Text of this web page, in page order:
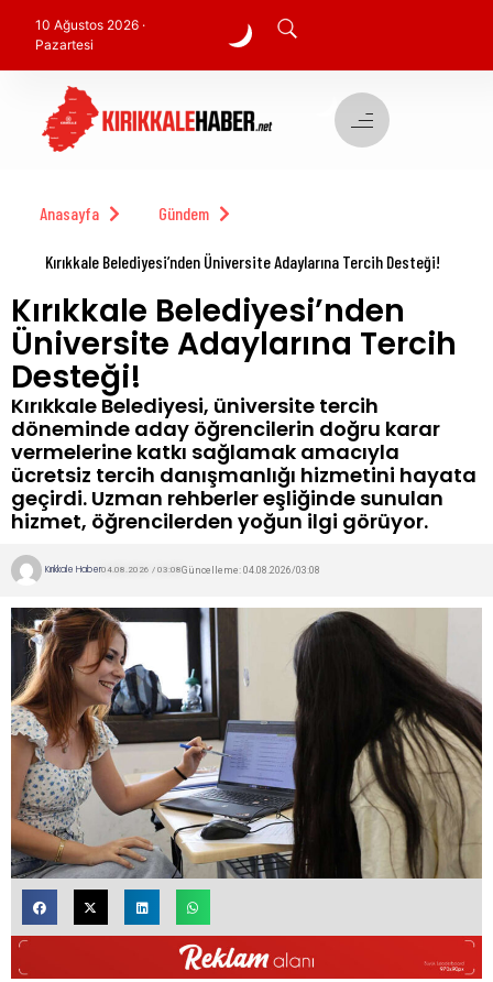
10 Ağustos 2026 ·
Pazartesi
Anasayfa Gündem
Kırıkkale Belediyesi’nden Üniversite Adaylarına Tercih Desteği!
Kırıkkale Belediyesi’nden
Üniversite Adaylarına Tercih
Desteği!
Kırıkkale Belediyesi, üniversite tercih
döneminde aday öğrencilerin doğru karar
vermelerine katkı sağlamak amacıyla
ücretsiz tercih danışmanlığı hizmetini hayata
geçirdi. Uzman rehberler eşliğinde sunulan
hizmet, öğrencilerden yoğun ilgi görüyor.
Kırıkkale Haber04.08.2026 / 03:08Güncelleme: 04.08.2026/03:08